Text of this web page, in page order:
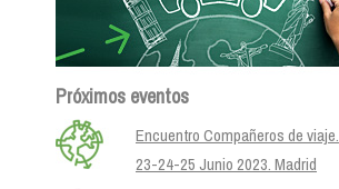
Próximos eventos
Encuentro Compañeros de viaje.
23-24-25 Junio 2023. Madrid